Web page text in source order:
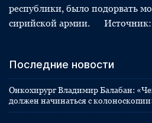
республики, было подорвать
сирийской армии. Источник:
Последние новости
Онкохирург Владимир Балабан:
должен начинаться с